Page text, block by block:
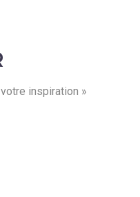
inspiration »